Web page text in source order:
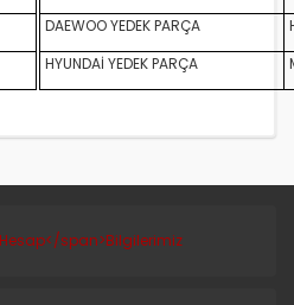
DAEWOO YEDEK PARÇA
HYUNDAİ YEDEK PARÇA